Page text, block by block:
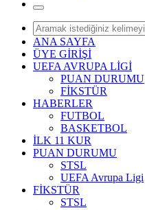
ANA SAYFA
ÜYE GİRİŞİ
UEFA AVRUPA LİGİ
PUAN DURUMU
FİKSTÜR
HABERLER
FUTBOL
BASKETBOL
İLK 11 KUR
PUAN DURUMU
STSL
UEFA Avrupa Ligi
FİKSTÜR
STSL